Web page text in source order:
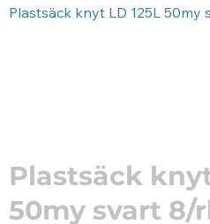
Plastsäck knyt LD 125L 50my
Plastsäck
50my svart 8/